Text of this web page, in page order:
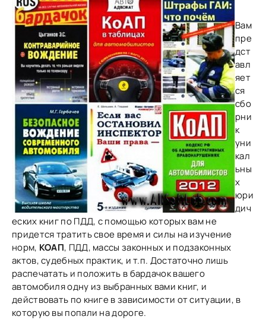
Вам
пре
дст
авл
яет
ся
сбо
рни
к
уни
кал
ьны
х
юри
дич
еских книг по ПДД, с помощью которых вам не
придется тратить свое время и силы на изучение
норм, КОАП, ПДД, массы законных и подзаконных
актов, судебных практик, и т.п. Достаточно лишь
распечатать и положить в бардачок вашего
автомобиля одну из выбранных вами книг, и
действовать по книге в зависимости от ситуации, в
которую вы попали на дороге.